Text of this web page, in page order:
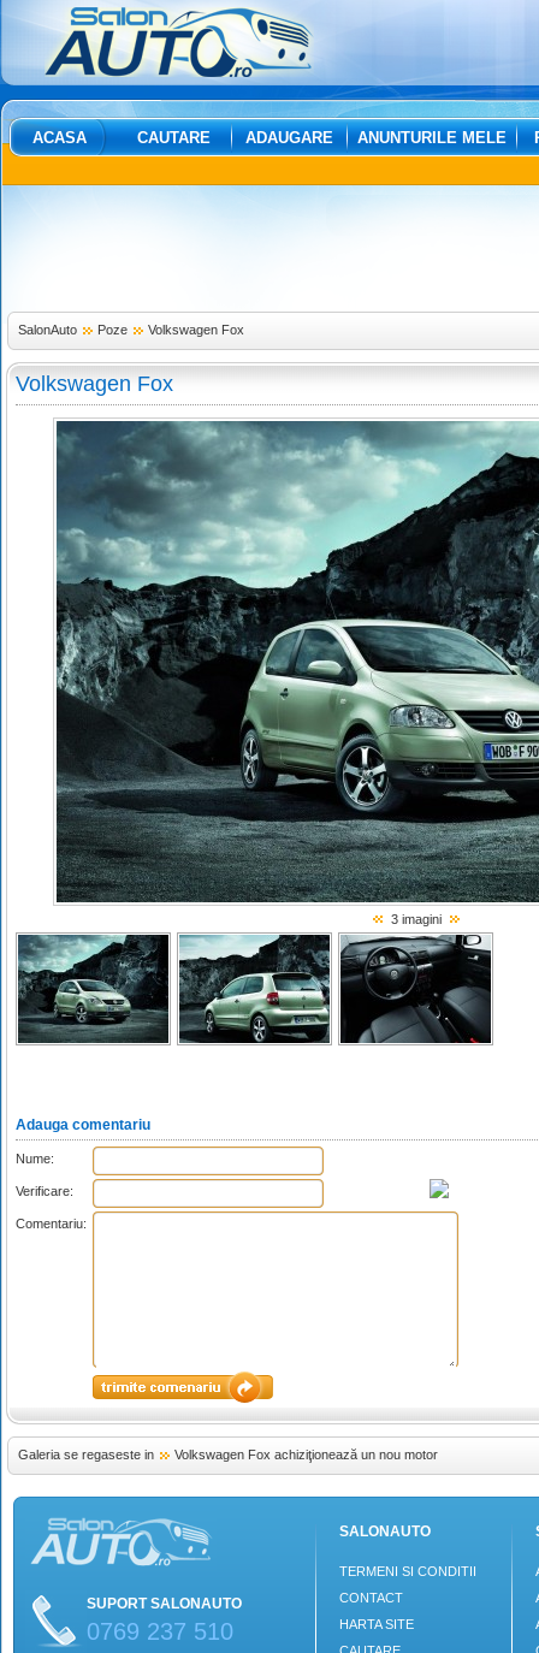
ACASA CAUTARE ADAUGARE ANUNTURILE MELE
SalonAuto Poze Volkswagen Fox
Volkswagen Fox
3 imagini
Adauga comentariu
Nume:
Verificare:
Comentariu:
Galeria se regaseste in Volkswagen Fox achiziţionează un nou motor
SUPORT SALONAUTO
0769 237 510
SALONAUTO
TERMENI SI CONDITII
CONTACT
HARTA SITE